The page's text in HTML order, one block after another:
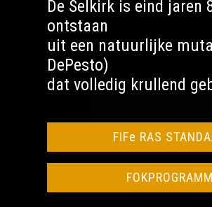
De Selkirk is eind
ontstaan
uit een natuurlijke
DePesto)
dat volledig krullend
FIFe RAS